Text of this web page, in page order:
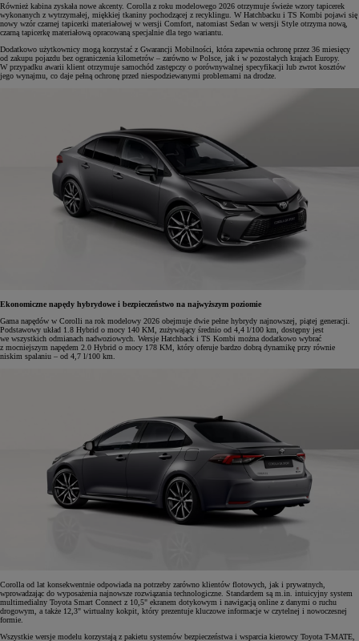
Również kabina zyskała nowe akcenty. Corolla z roku modelowego 2026 otrzymuje świeże wzory tapicerek
wykonanych z wytrzymałej, miękkiej tkaniny pochodzącej z recyklingu. W Hatchbacku i TS Kombi pojawi się
nowy wzór czarnej tapicerki materiałowej w wersji Comfort, natomiast Sedan w wersji Style otrzyma nową,
czarną tapicerkę materiałową opracowaną specjalnie dla tego wariantu.
Dodatkowo użytkownicy mogą korzystać z Gwarancji Mobilności, która zapewnia ochronę przez 36 miesięcy
od zakupu pojazdu bez ograniczenia kilometrów – zarówno w Polsce, jak i w pozostałych krajach Europy.
W przypadku awarii klient otrzymuje samochód zastępczy o porównywalnej specyfikacji lub zwrot kosztów
jego wynajmu, co daje pełną ochronę przed niespodziewanymi problemami na drodze.
Ekonomiczne napędy hybrydowe i bezpieczeństwo na najwyższym poziomie
Gama napędów w Corolli na rok modelowy 2026 obejmuje dwie pełne hybrydy najnowszej, piątej generacji.
Podstawowy układ 1.8 Hybrid o mocy 140 KM, zużywający średnio od 4,4 l/100 km, dostępny jest
we wszystkich odmianach nadwoziowych. Wersje Hatchback i TS Kombi można dodatkowo wybrać
z mocniejszym napędem 2.0 Hybrid o mocy 178 KM, który oferuje bardzo dobrą dynamikę przy równie
niskim spalaniu – od 4,7 l/100 km.
Corolla od lat konsekwentnie odpowiada na potrzeby zarówno klientów flotowych, jak i prywatnych,
wprowadzając do wyposażenia najnowsze rozwiązania technologiczne. Standardem są m.in. intuicyjny system
multimedialny Toyota Smart Connect z 10,5" ekranem dotykowym i nawigacją online z danymi o ruchu
drogowym, a także 12,3" wirtualny kokpit, który prezentuje kluczowe informacje w czytelnej i nowoczesnej
formie.
Wszystkie wersje modelu korzystają z pakietu systemów bezpieczeństwa i wsparcia kierowcy Toyota T-MATE,